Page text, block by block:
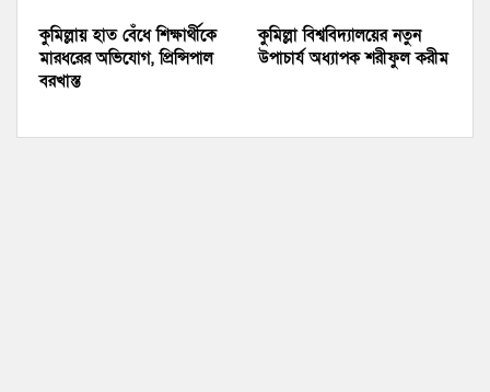
কুমিল্লায় হাত বেঁধে শিক্ষার্থীকে
মারধরের অভিযোগ, প্রিন্সিপাল
বরখাস্ত
কুমিল্লা বিশ্ববিদ্যালয়ের নতুন
উপাচার্য অধ্যাপক শরীফুল করীম